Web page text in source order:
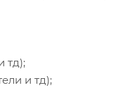
тд);
и тд);